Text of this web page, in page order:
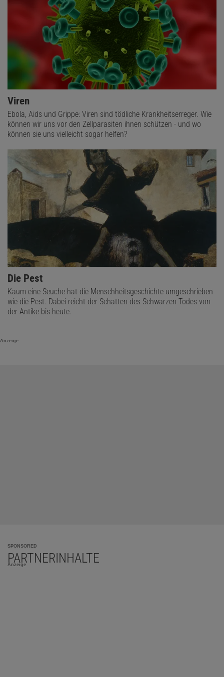
Viren
Ebola, Aids und Grippe: Viren sind tödliche Krankheitserreger. Wie
können wir uns vor den Zellparasiten ihnen schützen - und wo
können sie uns vielleicht sogar helfen?
Die Pest
Kaum eine Seuche hat die Menschheitsgeschichte umgeschrieben
wie die Pest. Dabei reicht der Schatten des Schwarzen Todes von
der Antike bis heute.
Anzeige
SPONSORED
PARTNERINHALTE
Anzeige